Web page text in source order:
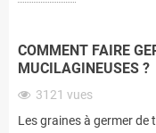
COMMENT FAIRE
MUCILAGINEUSES ?
3121 vues
Les graines à germer de